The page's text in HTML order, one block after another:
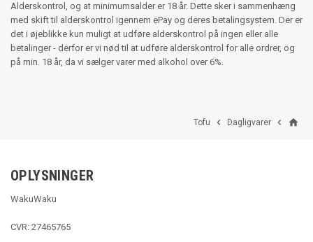
Alderskontrol, og at minimumsalder er 18 år. Dette sker i sammenhæng
med skift til alderskontrol igennem ePay og deres betalingsystem. Der er
det i øjeblikke kun muligt at udføre alderskontrol på ingen eller alle
betalinger - derfor er vi nød til at udføre alderskontrol for alle ordrer, og
på min. 18 år, da vi sælger varer med alkohol over 6%.
home

Dagligvarer

Tofu
OPLYSNINGER
WakuWaku
CVR: 27465765